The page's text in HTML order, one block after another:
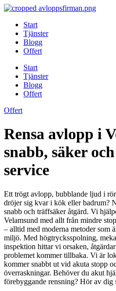
Skip
contentStart
Tjänster
Blogg
Offert
Start
Tjänster
Blogg
Offert
Offert
Rensa avlopp i
snabb, säker
service
Ett trögt avlopp, bubblande ljud i
dröjer sig kvar i kök eller badrum?
snabb och träffsäker åtgärd. Vi
Velamsund med allt från mindre
– alltid med moderna metoder som
miljö. Med högtrycksspolning,
inspektion hittar vi orsaken,
problemet kommer tillbaka. Vi är
kommer snabbt ut vid akuta stopp
överraskningar. Behöver du akut
förebyggande rensning? Hör av dig